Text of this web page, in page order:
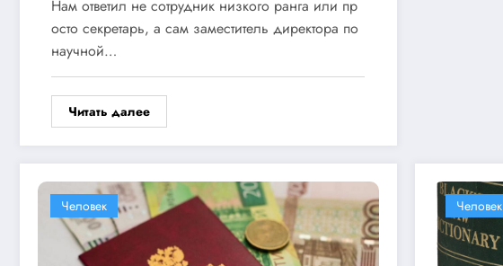
Нам ответил не сотрудник низкого ранга или пр
осто секретарь, а сам заместитель директора по
научной…
Читать далее
Человек Человек